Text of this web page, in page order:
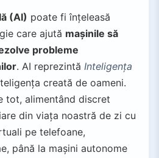
(AI) poate fi înțeleasă
care ajută mașinile să
probleme
. AI reprezintă Inteligența
creată de oameni.
tot, alimentând discret
din viața noastră de zi cu
pe telefoane,
până la mașini autonome